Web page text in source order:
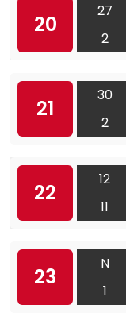
20
27
2
21
30
2
22
12
11
23
N
1